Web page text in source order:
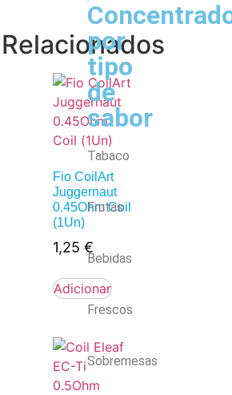
por
tipo
de
sabor
Tabaco
Frutas
Bebidas
Frescos
Sobremesas
Fio CoilArt
Juggernaut
0.45Ohm Coil
(1Un)
1,25 €
Adicionar